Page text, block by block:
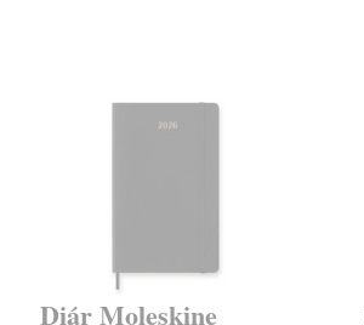
Diár Moleskine